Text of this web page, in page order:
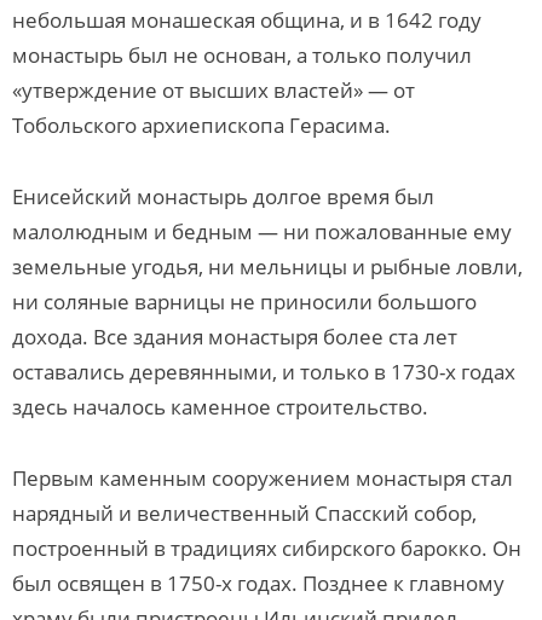
небольшая монашеская община, и в 1642 году
монастырь был не основан, а только получил
«утверждение от высших властей» — от
Тобольского архиепископа Герасима.
Енисейский монастырь долгое время был
малолюдным и бедным — ни пожалованные ему
земельные угодья, ни мельницы и рыбные ловли,
ни соляные варницы не приносили большого
дохода. Все здания монастыря более ста лет
оставались деревянными, и только в 1730-х годах
здесь началось каменное строительство.
Первым каменным сооружением монастыря стал
нарядный и величественный Спасский собор,
построенный в традициях сибирского барокко. Он
был освящен в 1750-х годах. Позднее к главному